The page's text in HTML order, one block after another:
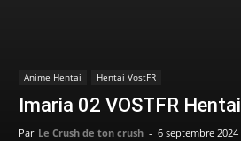
Anime Hentai Hentai VostFR
Imaria 02 VOSTFR Hentai
Par Le Crush de ton crush - 6 septembre 2024